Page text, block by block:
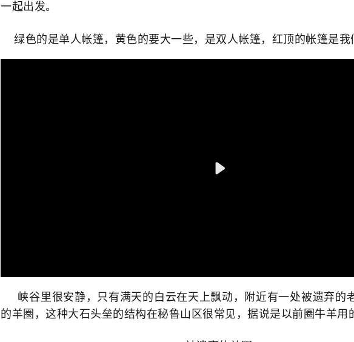
一起出发。
绿色的是单人帐篷，黄色的要大一些，是双人帐篷，红顶的帐篷是我
峡谷里很安静，只有满天的白云在天上飘动，附近有一处被遗弃的
的羊圈，这种大石头垒的结构在秘鲁山区很常见，据说是以前圈牛羊用